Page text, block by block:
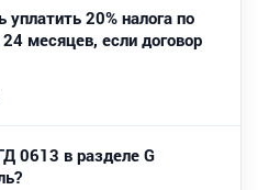
уплатить 20% налога по
месяцев, если договор
0613 в разделе G